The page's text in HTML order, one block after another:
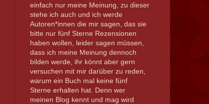
einfach nur meine Meinung, zu dieser
stehe ich auch und ich werde
Autoren*innen die mir sagen, das sie
bitte nur fünf Sterne Rezensionen
haben wollen, leider sagen müssen,
dass ich meine Meinung dennoch
bilden werde, ihr könnt aber gern
versuchen mit mir darüber zu reden,
warum ein Buch mal keine fünf
Sterne erhalten hat. Denn wer
meinen Blog kennt und mag wird